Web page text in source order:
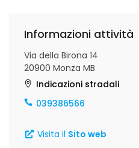
Informazioni attività
Via della Birona 14
20900 Monza MB
Indicazioni stradali
039386566
Visita il Sito web